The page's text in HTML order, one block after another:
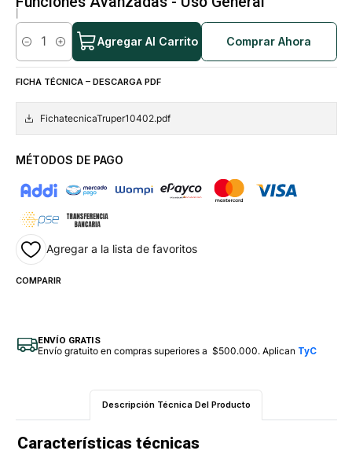
Cantidad
Agregar Al Carrito Comprar Ahora
FICHA TÉCNICA – DESCARGA PDF
FichatecnicaTruper10402.pdf
MÉTODOS DE PAGO
Agregar a la lista de favoritos
COMPARIR
ENVÍO GRATIS
Envío gratuito en compras superiores a $500.000. Aplican TyC
Descripción Técnica Del Producto
Características técnicas